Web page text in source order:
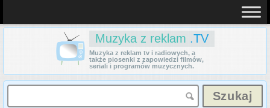
Muzyka z reklam .TV
Muzyka z reklam tv i radiowych, a
także piosenki z zapowiedzi filmów,
seriali i programów muzycznych.